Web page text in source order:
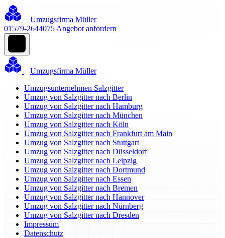
Umzugsfirma Müller
01579-2644075 Angebot anfordern
Umzugsfirma Müller
Umzugsunternehmen Salzgitter
Umzug von Salzgitter nach Berlin
Umzug von Salzgitter nach Hamburg
Umzug von Salzgitter nach München
Umzug von Salzgitter nach Köln
Umzug von Salzgitter nach Frankfurt am Main
Umzug von Salzgitter nach Stuttgart
Umzug von Salzgitter nach Düsseldorf
Umzug von Salzgitter nach Leipzig
Umzug von Salzgitter nach Dortmund
Umzug von Salzgitter nach Essen
Umzug von Salzgitter nach Bremen
Umzug von Salzgitter nach Hannover
Umzug von Salzgitter nach Nürnberg
Umzug von Salzgitter nach Dresden
Impressum
Datenschutz